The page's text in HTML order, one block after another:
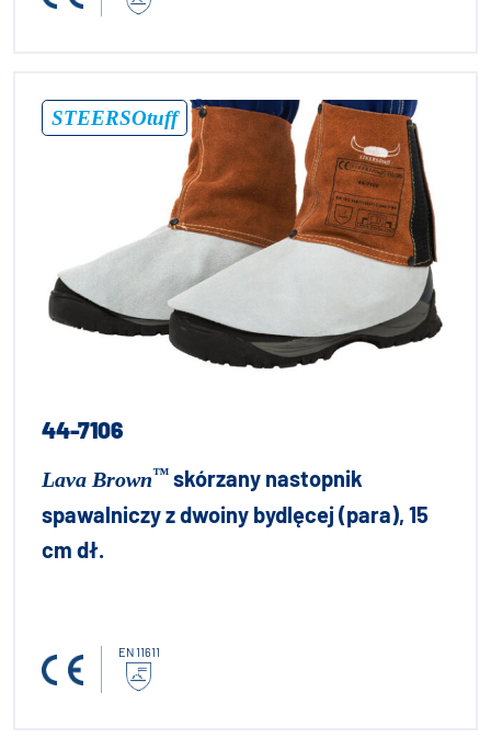
STEERSOtuff
®
44-7106
Lava Brown™ skórzany nastopnik
spawalniczy z dwoiny bydlęcej (para), 15
cm dł.
EN 11611